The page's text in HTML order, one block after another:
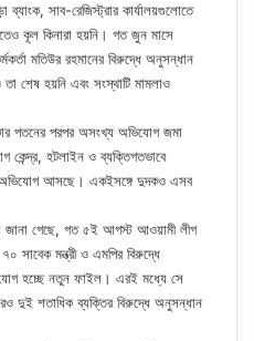
ব্যাংক, সাব-রেজিস্ট্রার কার্যালয়গুলোতে
কূল কিনারা হয়নি। গত জুন মাসে
মতিউর রহমানের বিরুদ্ধে অনুসন্ধান
শেষ হয়নি এবং সংস্থাটি মামলাও
পতনের পরপর অসংখ্য অভিযোগ জমা
কেন্দ্র, হটলাইন ও ব্যক্তিগতভাবে
অভিযোগ আসছে। একইসঙ্গে দুদকও এসব
জানা গেছে, গত ৫ই আগস্ট আওয়ামী লীগ
সাবেক মন্ত্রী ও এমপির বিরুদ্ধে
হচ্ছে নতুন ফাইল। এরই মধ্যে সে
দুই শতাধিক ব্যক্তির বিরুদ্ধে অনুসন্ধান